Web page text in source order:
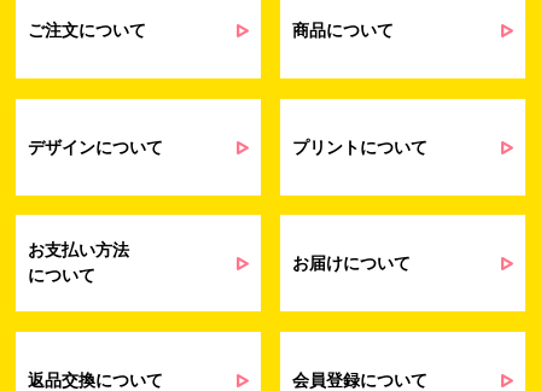
会員管理業務
るアンケート等の収集・分析・統計のため
せ業務に関するお取引先様との業務連絡や
契約・請求等の一連の手続きのため
提供するサービス（サポート業務を含む）
は営業およびマーケティング活動（セミナ
ターなど）に関連する情報を、電子メー
問い合わせへの対応のため
た場合のご対応のため
ご注文について 商品について
デザインについて プリントについて
お支払い方法
について
お届けについて
返品交換について 会員登録について